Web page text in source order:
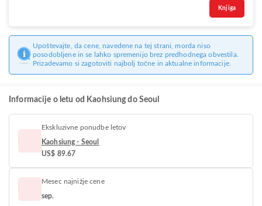
Knjiga
Upoštevajte, da cene, navedene na tej strani, morda niso
posodobljene in se lahko spremenijo brez predhodnega obvestila.
Prizadevamo si zagotoviti najbolj točne in aktualne informacije.
Informacije o letu od Kaohsiung do Seoul
Ekskluzivne ponudbe letov
Kaohsiung - Seoul
US$ 89.67
Mesec najnižje cene
sep.